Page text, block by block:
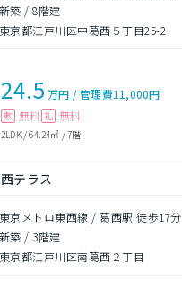
新築 /8階建
東京都江戸川区中葛西５丁目25-2
24.5 万円 /管理費11,000円
敷 無料 礼 無料
2LDK/64.24㎡ /7階
テラス
東京メトロ東西線 / 葛西駅 徒歩17分
新築 / 3階建
東京都江戸川区南葛西２丁目